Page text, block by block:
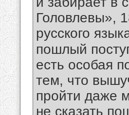
Головлевы»,
русского
пошлый
есть особая
тем, что
пройти даже
не сказать